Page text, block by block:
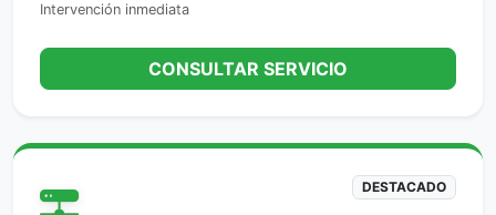
Intervención inmediata
CONSULTAR SERVICIO
DESTACADO